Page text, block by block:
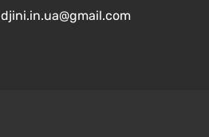
djini.in.ua@gmail.com